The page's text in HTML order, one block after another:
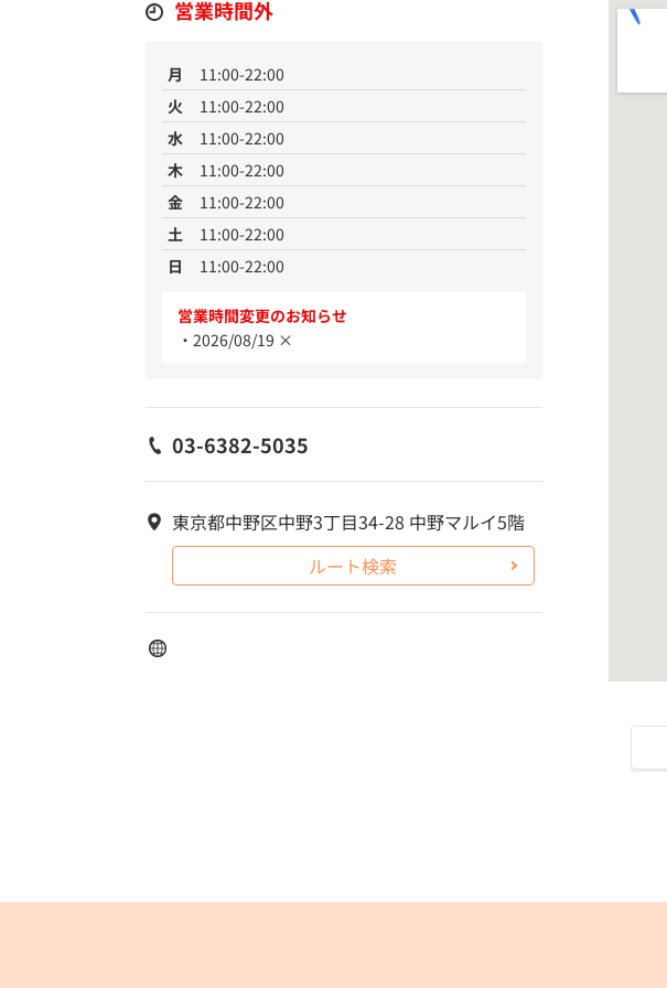
営業時間外
月
11:00-22:00
火
11:00-22:00
水
11:00-22:00
木
11:00-22:00
金
11:00-22:00
土
11:00-22:00
日
11:00-22:00
営業時間変更のお知らせ
2026/08/19 ×
03-6382-5035
東京都中野区中野3丁目34-28 中野マルイ5階
ルート検索